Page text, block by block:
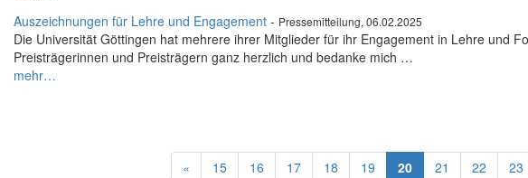
Auszeichnungen für Lehre und Engagement - Pressemitteilung, 06.02.2025
Die Universität Göttingen hat mehrere ihrer Mitglieder für ihr Engagement in Lehre und
Preisträgerinnen und Preisträgern ganz herzlich und bedanke mich …
mehr…
« 15 16 17 18 19 20 21 22 23